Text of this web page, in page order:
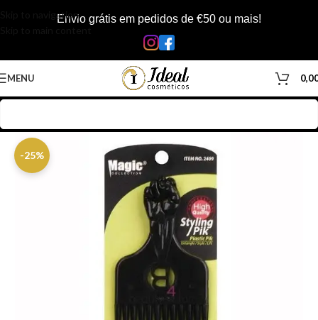
Skip to navigationEnvio grátis em pedidos de €50 ou mais!
MENU
-25%